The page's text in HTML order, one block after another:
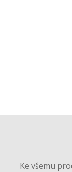
Ke všemu